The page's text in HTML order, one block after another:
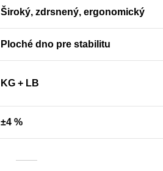
Široký, zdrsnený, ergonomický
Ploché dno pre stabilitu
KG + LB
±4 %